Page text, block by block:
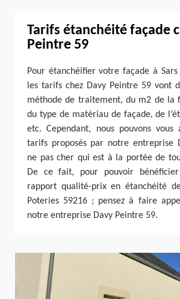
Tarifs étanchéité façade
Peintre 59
Pour étanchéifier votre façade à Sars
les tarifs chez Davy Peintre 59 vont
méthode de traitement, du m2 de la
du type de matériau de façade, de
etc. Cependant, nous pouvons vous
tarifs proposés par notre entreprise
ne pas cher qui est à la portée de
De ce fait, pour pouvoir bénéficier
rapport qualité-prix en étanchéité
Poteries 59216 ; pensez à faire
notre entreprise Davy Peintre 59.